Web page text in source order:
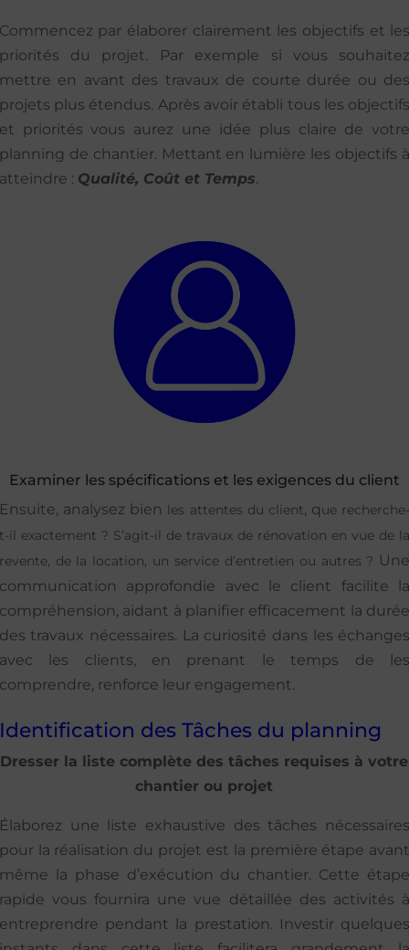
par élaborer clairement les objectifs et
du projet. Par exemple si vous
en avant des travaux de courte durée ou
plus étendus. Après avoir établi tous les
priorités vous aurez une idée plus claire de
de chantier. Mettant en lumière les objectifs
: Qualité, Coût et Temps.
Examiner les spécifications et les exigences du client
analysez bien les attentes du client , que
il exactement ? S’agit-il de travaux de rénovation en vue de
de la location, un service d’entretien ou autres ?
approfondie avec le client facilite
aidant à planifier efficacement la
travaux nécessaires. La curiosité dans les
les clients, en prenant le temps de
renforce leur engagement.
des Tâches du planning
Dresser la liste complète des tâches requises à votre
chantier ou projet
une liste exhaustive des tâches
la réalisation du projet est la première étape
la phase d’exécution du chantier. Cette
vous fournira une vue détaillée des activités
pendant la prestation. Investir